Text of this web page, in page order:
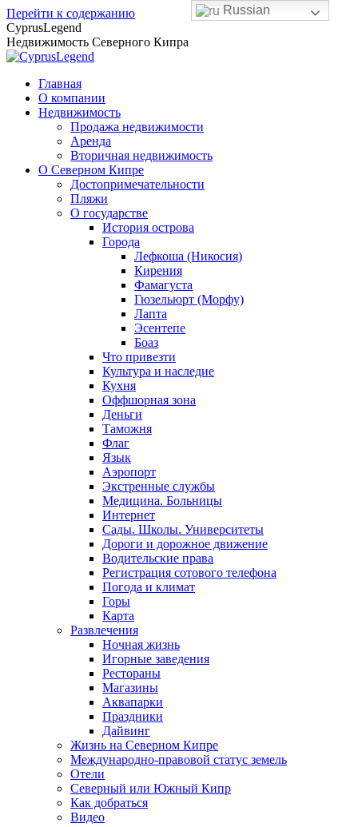
Перейти к содержанию
CyprusLegend
Недвижимость Северного Кипра
Главная
О компании
Недвижимость
Продажа недвижимости
Аренда
Вторичная недвижимость
О Северном Кипре
Достопримечательности
Пляжи
О государстве
История острова
Города
Лефкоша (Никосия)
Кирения
Фамагуста
Гюзельюрт (Морфу)
Лапта
Эсентепе
Боаз
Что привезти
Культура и наследие
Кухня
Оффшорная зона
Деньги
Таможня
Флаг
Язык
Аэропорт
Экстренные службы
Медицина. Больницы
Интернет
Сады. Школы. Университеты
Дороги и дорожное движение
Водительские права
Регистрация сотового телефона
Погода и климат
Горы
Карта
Развлечения
Ночная жизнь
Игорные заведения
Рестораны
Магазины
Аквапарки
Праздники
Дайвинг
Жизнь на Северном Кипре
Международно-правовой статус земель
Отели
Северный или Южный Кипр
Как добраться
Видео
Russian